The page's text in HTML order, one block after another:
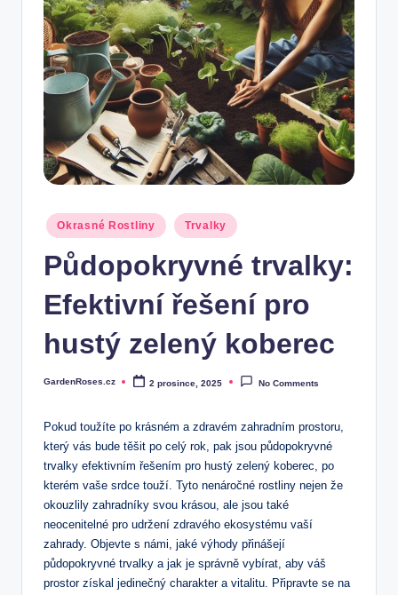
Posted
in
Okrasné Rostliny Trvalky
Půdopokryvné trvalky:
Efektivní řešení pro
hustý zelený koberec
Posted
GardenRoses.cz 2 prosince, 2025 No Comments
Pokud toužíte po krásném a zdravém zahradním prostoru,
který vás bude těšit po celý rok, pak jsou půdopokryvné
trvalky efektivním řešením pro hustý zelený koberec, po
kterém vaše srdce touží. Tyto nenáročné rostliny nejen že
okouzlily zahradníky svou krásou, ale jsou také
neocenitelné pro udržení zdravého ekosystému vaší
zahrady. Objevte s námi, jaké výhody přinášejí
půdopokryvné trvalky a jak je správně vybírat, aby váš
prostor získal jedinečný charakter a vitalitu. Připravte se na